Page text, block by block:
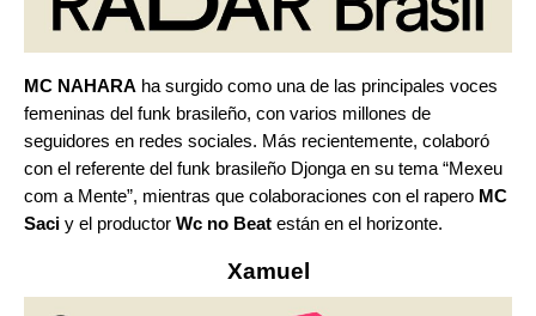
MC NAHARA ha surgido como una de las principales voces
femeninas del funk brasileño, con varios millones de
seguidores en redes sociales. Más recientemente, colaboró
con el referente del funk brasileño Djonga en su tema “Mexeu
com a Mente”, mientras que colaboraciones con el rapero MC
Saci y el productor Wc no Beat están en el horizonte.
Xamuel